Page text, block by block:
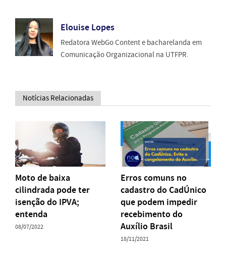
Elouise Lopes
Redatora WebGo Content e bacharelanda em
Comunicação Organizacional na UTFPR.
Notícias Relacionadas
Moto de baixa
cilindrada pode ter
isenção do IPVA;
entenda
08/07/2022
Erros comuns no
cadastro do CadÚnico
que podem impedir
recebimento do
Auxílio Brasil
18/11/2021